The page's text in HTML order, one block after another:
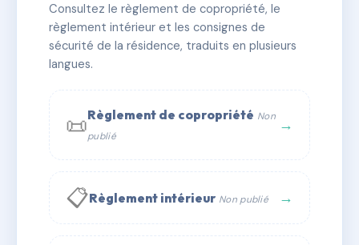
✓ Immatriculée 🏠 13 lots 🏗 1 bâtiment(s)
📞 Contacter Syndic Digital
Consultez le règlement de copropriété, le
règlement intérieur et les consignes de
sécurité de la résidence, traduits en plusieurs
langues.
📜Règlement de copropriété Non
publié
→
📋Règlement intérieur Non publié →